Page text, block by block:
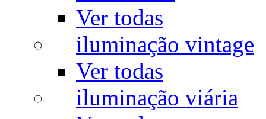
Ver todas
iluminação vintage
Ver todas
iluminação viária